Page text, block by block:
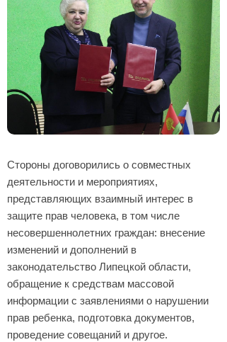
Стороны договорились о совместных
деятельности и мероприятиях,
представляющих взаимный интерес в
защите прав человека, в том числе
несовершеннолетних граждан: внесение
изменений и дополнений в
законодательство Липецкой области,
обращение к средствам массовой
информации с заявлениями о нарушении
прав ребенка, подготовка документов,
проведение совещаний и другое.